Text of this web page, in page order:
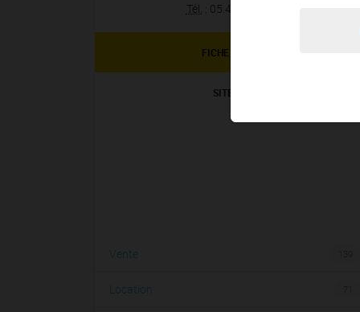
Tél. : 05.45.81.77.77
FICHE AGENCE
SITE WEB
Vente
Location